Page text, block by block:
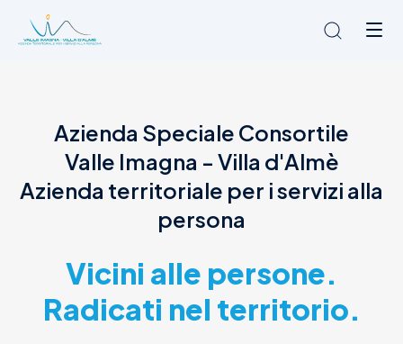
L'Ambito
Cosa facciamo
News
Amministrazione trasparente
Azienda Speciale Consortile
Valle Imagna - Villa d'Almè
Azienda territoriale per i servizi alla
persona
Vicini alle persone.
Radicati nel territorio.